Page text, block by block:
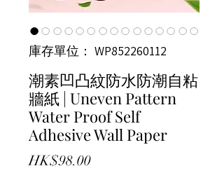
庫存單位： WP852260112
潮素凹凸紋防水防潮自粘
牆紙 | Uneven Pattern
Water Proof Self
Adhesive Wall Paper
HK$98.00價格